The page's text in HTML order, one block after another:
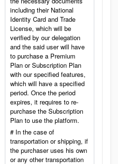
including their National
Identity Card and Trade
License, which will be
verified by our delegation
and the said user will have
to purchase a Premium
Plan or Subscription Plan
with our specified features,
which will have a specified
period. Once the period
expires, it requires to re-
purchase the Subscription
Plan to use the platform.
# In the case of
transportation or shipping, if
the purchaser uses his own
or any other transportation